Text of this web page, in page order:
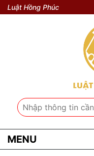
Luật Hồng Phúc
MENU